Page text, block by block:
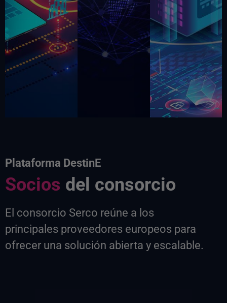
Plataforma DestinE
Socios del consorcio
El consorcio Serco reúne a los
principales proveedores europeos para
ofrecer una solución abierta y escalable.